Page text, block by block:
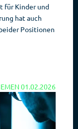
für Kinder und
hat auch
Positionen
01.02.2026